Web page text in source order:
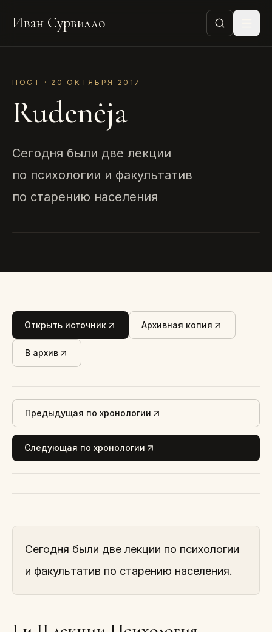
Иван Сурвилло
ПОСТ · 20 ОКТЯБРЯ 2017
Rudenėja
Сегодня были две лекции
по психологии и факультатив
по старению населения
Открыть источник Архивная копия
В архив
Предыдущая по хронологии
Следующая по хронологии
Сегодня были две лекции по психологии
и факультатив по старению населения.